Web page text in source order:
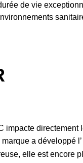
de vie
impacte
a développé l’
elle est encore